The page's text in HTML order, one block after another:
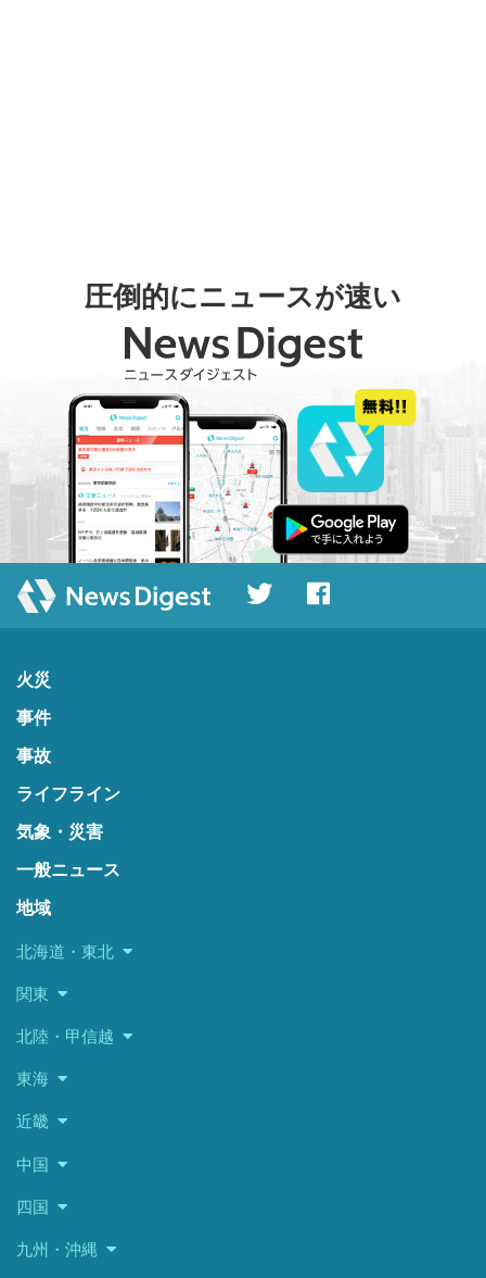
圧倒的にニュースが速い
火災
事件
事故
ライフライン
気象・災害
一般ニュース
地域
北海道・東北
関東
北陸・甲信越
東海
近畿
中国
四国
九州・沖縄